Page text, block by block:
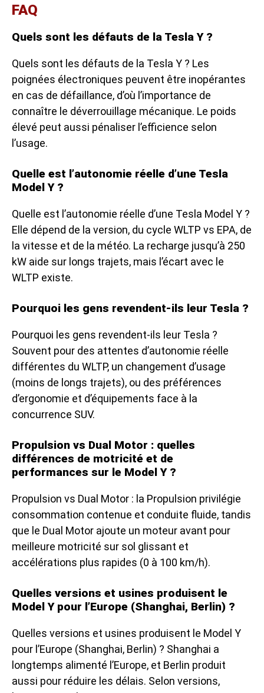
FAQ
Quels sont les défauts de la Tesla Y ?
Quels sont les défauts de la Tesla Y ? Les
poignées électroniques peuvent être inopérantes
en cas de défaillance, d’où l’importance de
connaître le déverrouillage mécanique. Le poids
élevé peut aussi pénaliser l’efficience selon
l’usage.
Quelle est l’autonomie réelle d’une Tesla
Model Y ?
Quelle est l’autonomie réelle d’une Tesla Model Y ?
Elle dépend de la version, du cycle WLTP vs EPA, de
la vitesse et de la météo. La recharge jusqu’à 250
kW aide sur longs trajets, mais l’écart avec le
WLTP existe.
Pourquoi les gens revendent-ils leur Tesla ?
Pourquoi les gens revendent-ils leur Tesla ?
Souvent pour des attentes d’autonomie réelle
différentes du WLTP, un changement d’usage
(moins de longs trajets), ou des préférences
d’ergonomie et d’équipements face à la
concurrence SUV.
Propulsion vs Dual Motor : quelles
différences de motricité et de
performances sur le Model Y ?
Propulsion vs Dual Motor : la Propulsion privilégie
consommation contenue et conduite fluide, tandis
que le Dual Motor ajoute un moteur avant pour
meilleure motricité sur sol glissant et
accélérations plus rapides (0 à 100 km/h).
Quelles versions et usines produisent le
Model Y pour l’Europe (Shanghai, Berlin) ?
Quelles versions et usines produisent le Model Y
pour l’Europe (Shanghai, Berlin) ? Shanghai a
longtemps alimenté l’Europe, et Berlin produit
aussi pour réduire les délais. Selon versions,